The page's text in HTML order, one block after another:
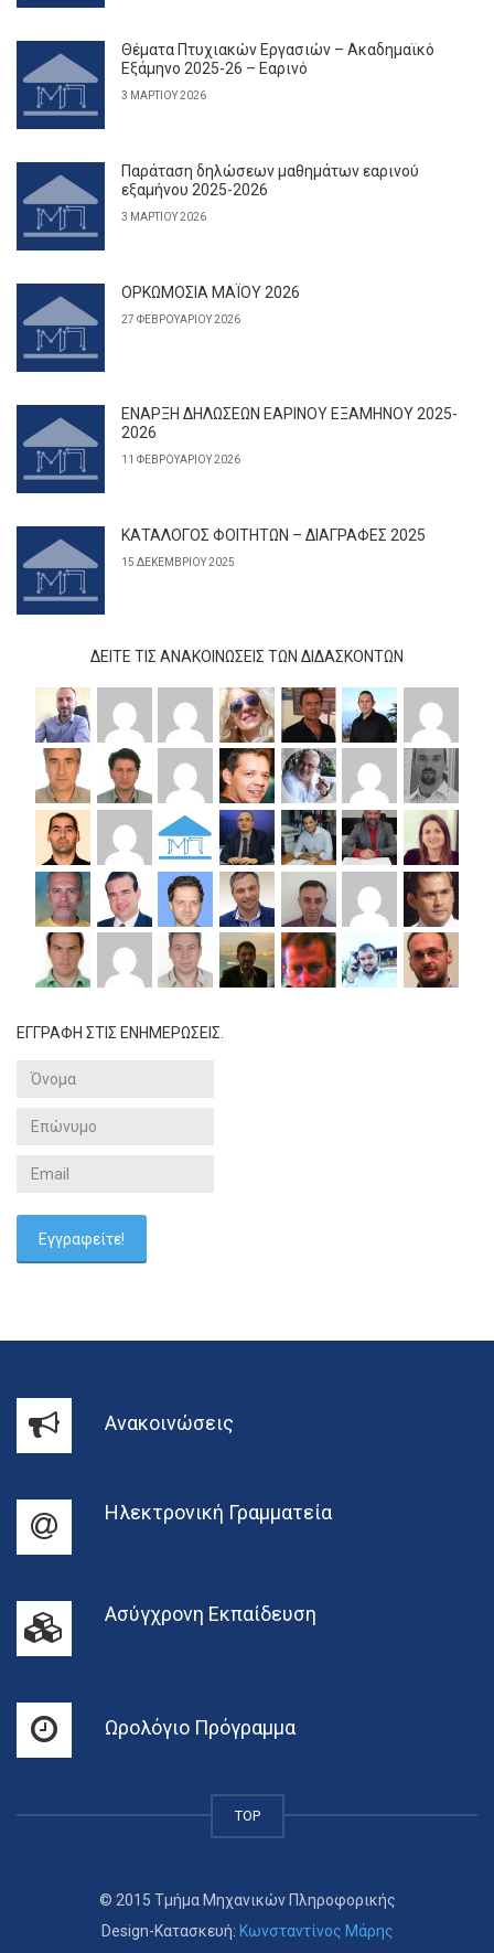
Θέματα Πτυχιακών Εργασιών – Ακαδημαϊκό
Εξάμηνο 2025-26 – Εαρινό
3 ΜΑΡΤΊΟΥ 2026
Παράταση δηλώσεων μαθημάτων εαρινού
εξαμήνου 2025-2026
3 ΜΑΡΤΊΟΥ 2026
ΟΡΚΩΜΟΣΙΑ ΜΑΪΟΥ 2026
27 ΦΕΒΡΟΥΑΡΊΟΥ 2026
ΕΝΑΡΞΗ ΔΗΛΩΣΕΩΝ ΕΑΡΙΝΟΥ ΕΞΑΜΗΝΟΥ 2025-
2026
11 ΦΕΒΡΟΥΑΡΊΟΥ 2026
ΚΑΤΑΛΟΓΟΣ ΦΟΙΤΗΤΩΝ – ΔΙΑΓΡΑΦΕΣ 2025
15 ΔΕΚΕΜΒΡΊΟΥ 2025
ΔΕΊΤΕ ΤΙΣ ΑΝΑΚΟΙΝΏΣΕΙΣ ΤΩΝ ΔΙΔΆΣΚΟΝΤΩΝ
ΕΓΓΡΑΦΗ ΣΤΙΣ ΕΝΗΜΕΡΩΣΕΙΣ.
Ανακοινώσεις
Ηλεκτρονική Γραμματεία
Ασύγχρονη Εκπαίδευση
Ωρολόγιο Πρόγραμμα
TOP
© 2015 Τμήμα Μηχανικών Πληροφορικής
Design-Κατασκευή: Κωνσταντίνος Μάρης